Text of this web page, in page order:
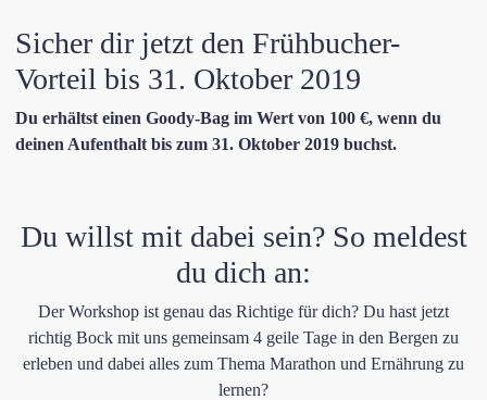
Sicher dir jetzt den Frühbucher-
Vorteil bis 31. Oktober 2019
​Du erhältst einen Goody-Bag im Wert von 100 €, wenn du
deinen Aufenthalt bis zum 31. Oktober 2019 buchst.
​Du willst mit dabei sein? So meldest
du dich an:
Der Workshop ist genau das Richtige für dich? Du hast jetzt
richtig Bock mit uns gemeinsam 4 geile Tage in den Bergen zu
erleben und dabei alles zum Thema Marathon und Ernährung zu
lernen?